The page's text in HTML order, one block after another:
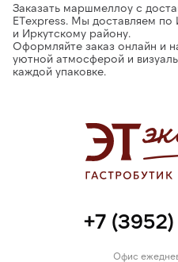
Заказать маршмеллоу с
ETexpress. Мы доставляем по
и Иркутскому району.
Оформляйте заказ онлайн и
уютной атмосферой и
каждой упаковке.
+7
Офис